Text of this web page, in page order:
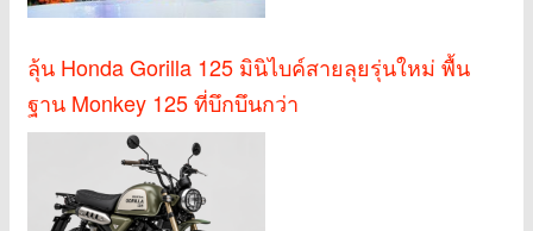
ลุ้น Honda Gorilla 125 มินิไบค์สายลุยรุ่นใหม่ พื้น
ฐาน Monkey 125 ที่บึกบึนกว่า